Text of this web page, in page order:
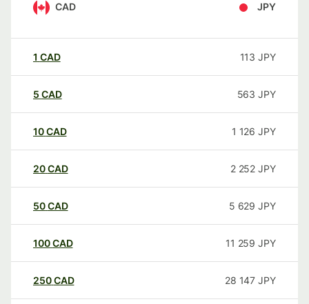
CAD JPY
1 CAD 113 JPY
5 CAD 563 JPY
10CAD 1 126 JPY
20CAD 2 252 JPY
50CAD 5 629 JPY
100CAD 11 259 JPY
250CAD 28 147 JPY